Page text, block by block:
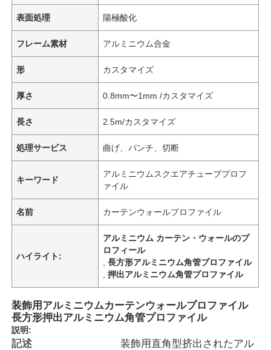
表面処理 陽極酸化
フレーム素材 アルミニウム合金
形 カスタマイズ
厚さ 0.8mm〜1mm /カスタマイズ
長さ 2.5m/カスタマイズ
処理サービス 曲げ、パンチ、切断
キーワード
アルミニウムスクエアチューブプロフ
ァイル
名前 カーテンウォールプロファイル
ハイライト:
アルミニウム カーテン・ウォールのプ
ロフィール
,長方形アルミニウム角管プロファイル
,押出アルミニウム角管プロファイル
装飾用アルミニウムカーテンウォールプロファイル
長方形押出アルミニウム角管プロファイル
説明:
記述
装飾用直角型挤出されたアル